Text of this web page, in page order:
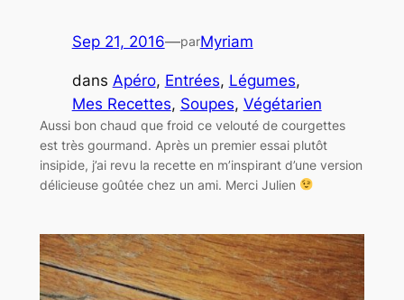
Sep 21, 2016—parMyriam
dans Apéro, Entrées, Légumes
Mes Recettes, Soupes, Végétarien
Aussi bon chaud que froid ce velouté de courgettes
est très gourmand. Après un premier essai plutôt
insipide, j’ai revu la recette en m’inspirant d’une version
délicieuse goûtée chez un ami. Merci Julien